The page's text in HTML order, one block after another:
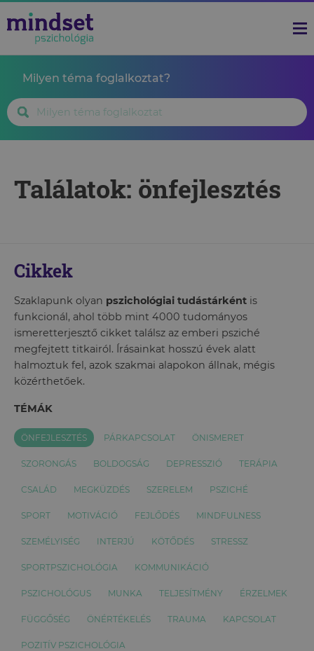
Milyen téma foglalkoztat?
Találatok: önfejlesztés
Cikkek
Szaklapunk olyan pszichológiai tudástárként is
funkcionál, ahol több mint 4000 tudományos
ismeretterjesztő cikket találsz az emberi psziché
megfejtett titkairól. Írásainkat hosszú évek alatt
halmoztuk fel, azok szakmai alapokon állnak, mégis
közérthetőek.
TÉMÁK
ÖNFEJLESZTÉS PÁRKAPCSOLAT ÖNISMERET
SZORONGÁS BOLDOGSÁG DEPRESSZIÓ TERÁPIA
CSALÁD MEGKÜZDÉS SZERELEM PSZICHÉ
SPORT MOTIVÁCIÓ FEJLŐDÉS MINDFULNESS
SZEMÉLYISÉG INTERJÚ KÖTŐDÉS STRESSZ
SPORTPSZICHOLÓGIA KOMMUNIKÁCIÓ
PSZICHOLÓGUS MUNKA TELJESÍTMÉNY ÉRZELMEK
FÜGGŐSÉG ÖNÉRTÉKELÉS TRAUMA KAPCSOLAT
POZITÍV PSZICHOLÓGIA